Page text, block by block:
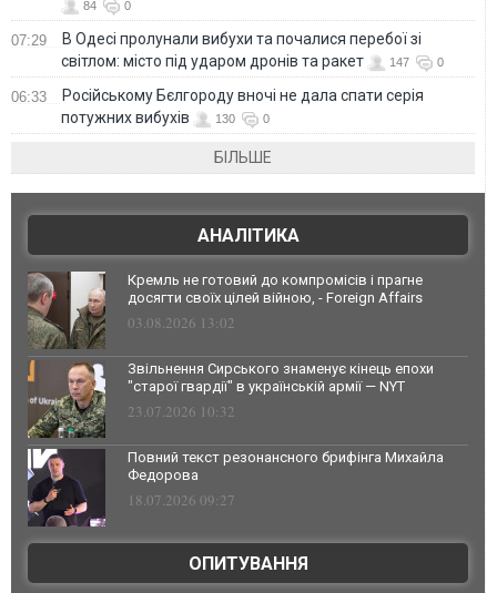
84 0
07:29
В Одесі пролунали вибухи та почалися перебої зі
світлом: місто під ударом дронів та ракет
147 0
06:33
Російському Бєлгороду вночі не дала спати серія
потужних вибухів
130 0
БІЛЬШЕ
АНАЛІТИКА
Кремль не готовий до компромісів і прагне
досягти своїх цілей війною, - Foreign Affairs
03.08.2026 13:02
Звільнення Сирського знаменує кінець епохи
"старої гвардії" в українській армії — NYT
23.07.2026 10:32
Повний текст резонансного брифінга Михайла
Федорова
18.07.2026 09:27
ОПИТУВАННЯ